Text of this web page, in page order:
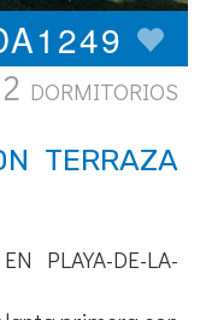
2 DORMITORIOS
TERRAZA
PLAYA-DE-LA-